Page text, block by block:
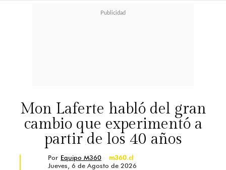
Mon Laferte habló del gran
cambio que experimentó a
partir de los 40 años
Por Equipo M360
m360.cl
Jueves, 6 de Agosto de 2026